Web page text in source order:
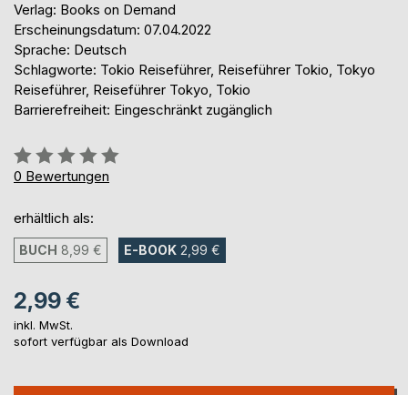
Verlag: Books on Demand
Erscheinungsdatum: 07.04.2022
Sprache: Deutsch
Schlagworte: Tokio Reiseführer, Reiseführer Tokio, Tokyo
Reiseführer, Reiseführer Tokyo, Tokio
Barrierefreiheit: Eingeschränkt zugänglich
Bewertung::
0%
0 Bewertungen
erhältlich als:
BUCH 8,99 € E-BOOK 2,99 €
2,99 €
inkl. MwSt.
sofort verfügbar als Download